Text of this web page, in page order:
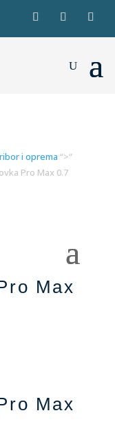
i oprema “>“
Pro Max 0.7
Max
Max